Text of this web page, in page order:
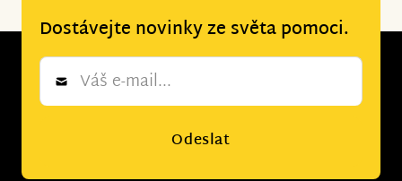
Dostávejte novinky ze světa pomoci.
Newsletter
Odeslat